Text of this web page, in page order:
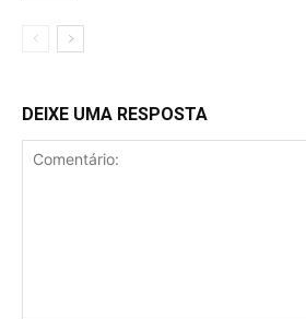
DEIXE UMA RESPOSTA